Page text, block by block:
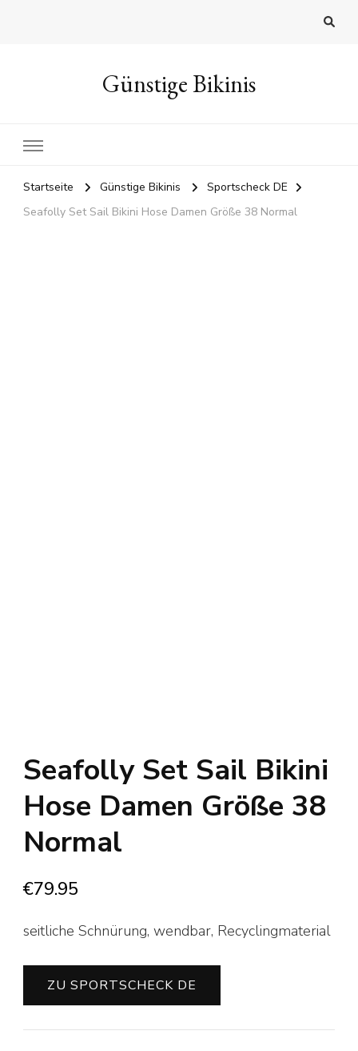
Günstige Bikinis
Startseite Günstige Bikinis
Sportscheck DE
Seafolly Set Sail Bikini Hose Damen Größe 38 Normal
Seafolly Set Sail Bikini
Hose Damen Größe 38
Normal
€79.95
seitliche Schnürung, wendbar, Recyclingmaterial
ZU SPORTSCHECK DE